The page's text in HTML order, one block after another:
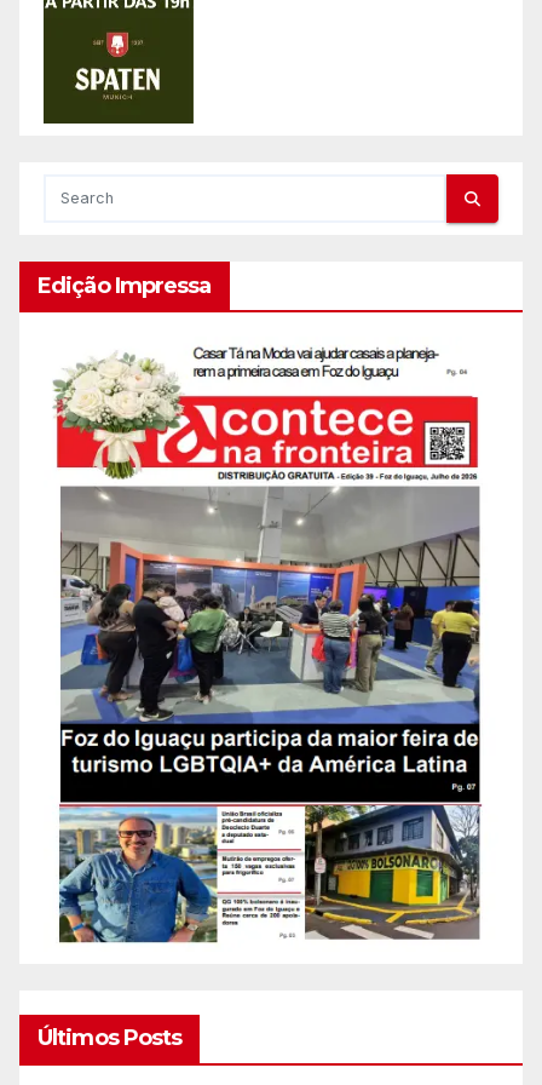
Edição Impressa
Últimos Posts